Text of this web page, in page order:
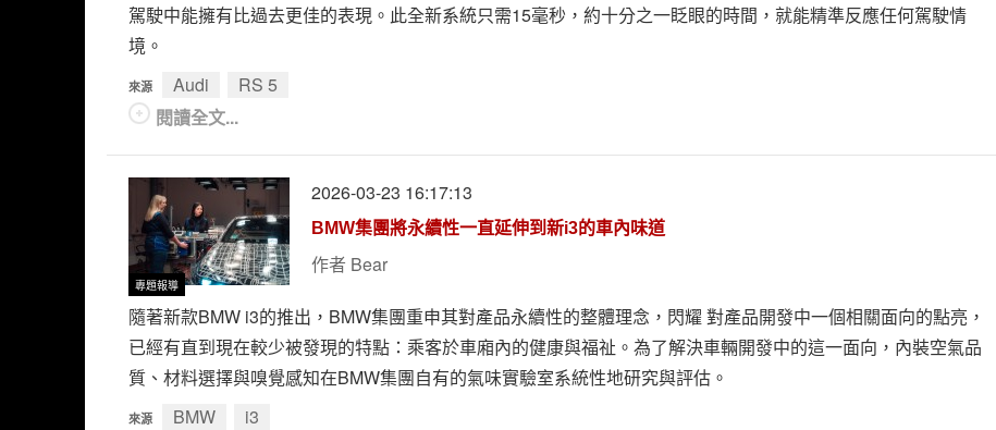
駕駛中能擁有比過去更佳的表現。此全新系統只需15毫秒，約十分之一眨眼的時間，就能精準反應任何駕駛情
境。
來源 Audi
RS 5
閱讀全文...
專題報導
2026-03-23 16:17:13
BMW集團將永續性一直延伸到新i3的車內味道
作者 Bear
隨著新款BMW i3的推出，BMW集團重申其對產品永續性的整體理念，閃耀 對產品開發中一個相關面向的點亮，
已經有直到現在較少被發現的特點：乘客於車廂內的健康與福祉。為了解決車輛開發中的這一面向，內裝空氣品
質、材料選擇與嗅覺感知在BMW集團自有的氣味實驗室系統性地研究與評估。
來源 BMW
i3